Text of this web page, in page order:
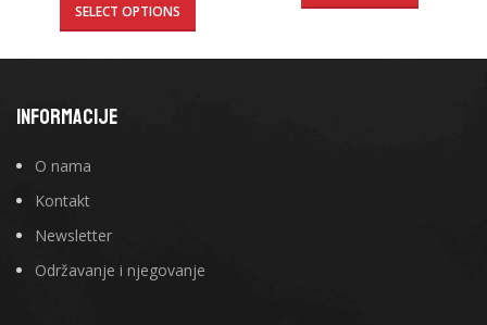
SELECT OPTIONS
INFORMACIJE
O nama
Kontakt
Newsletter
Održavanje i njegovanje